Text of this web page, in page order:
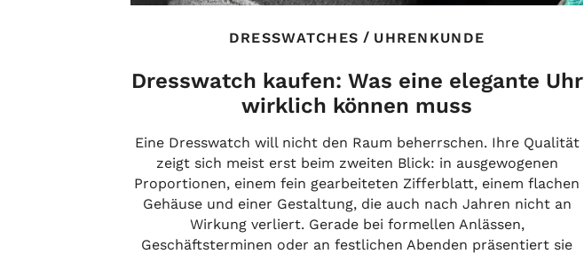
DRESSWATCHES / UHRENKUNDE
Dresswatch kaufen: Was eine elegante Uhr
wirklich können muss
Eine Dresswatch will nicht den Raum beherrschen. Ihre Qualität
zeigt sich meist erst beim zweiten Blick: in ausgewogenen
Proportionen, einem fein gearbeiteten Zifferblatt, einem flachen
Gehäuse und einer Gestaltung, die auch nach Jahren nicht an
Wirkung verliert. Gerade bei formellen Anlässen,
Geschäftsterminen oder an festlichen Abenden präsentiert sie